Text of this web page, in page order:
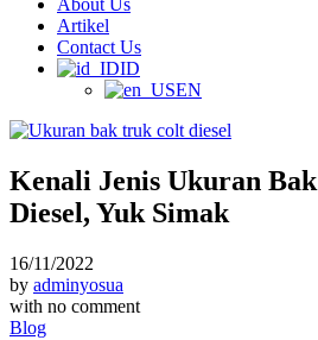
About Us
Artikel
Contact Us
ID
EN
Kenali Jenis Ukuran
Diesel, Yuk Simak
16/11/2022
by adminyosua
with no comment
Blog